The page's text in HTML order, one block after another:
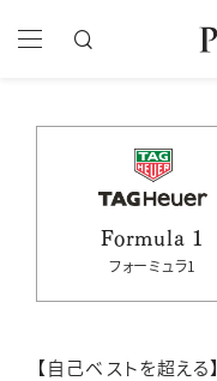
Formula 1
フォーミュラ1
【自己ベストを超える】